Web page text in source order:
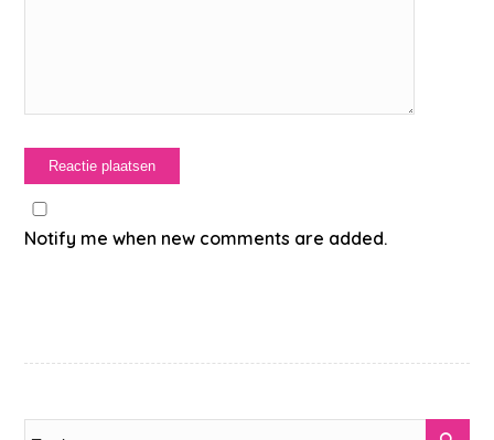
Notify me when new comments are added.